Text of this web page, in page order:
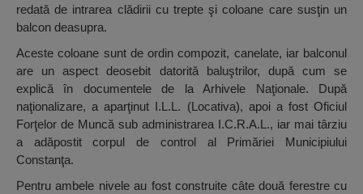
redată de intrarea clădirii cu trepte şi coloane care susţin un
balcon deasupra.
Aceste coloane sunt de ordin compozit, canelate, iar balconul
are un aspect deosebit datorită baluştrilor, după cum se
explică în documentele de la Arhivele Naţionale. După
naţionalizare, a aparţinut I.L.L. (Locativa), apoi a fost Oficiul
Forţelor de Muncă sub administrarea I.C.R.A.L., iar mai târziu
a adăpostit corpul de control al Primăriei Municipiului
Constanţa.
Pentru ambele nivele au fost construite câte două ferestre cu